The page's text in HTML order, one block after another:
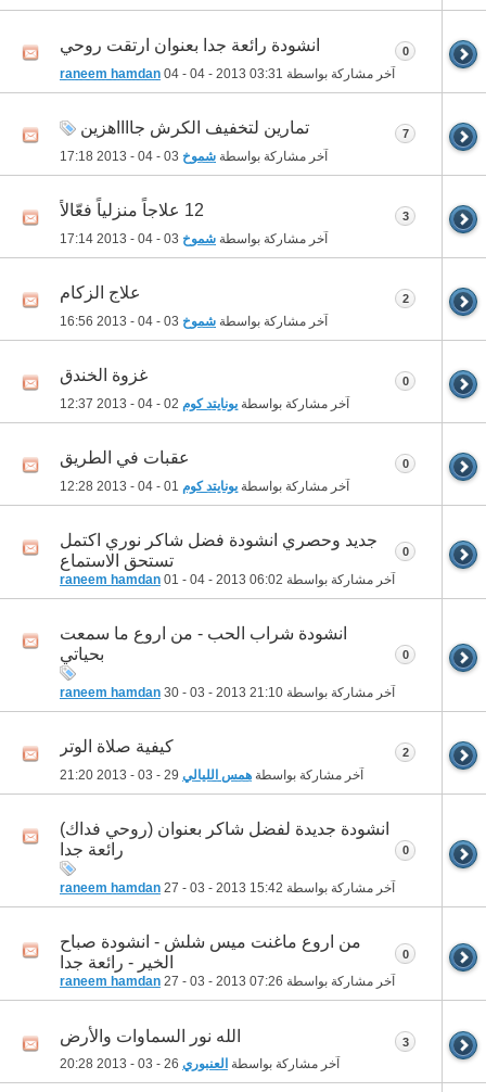
انشودة رائعة جدا بعنوان ارتقت روحي
آخر مشاركة بواسطة raneem hamdan 04 - 04 - 2013 03:31
0
تمارين لتخفيف الكرش جااااهزين
آخر مشاركة بواسطة شموخ 17:18
7
12 علاجاً منزلياً فعّالاً
آخر مشاركة بواسطة شموخ 17:14
3
علاج الزكام
آخر مشاركة بواسطة شموخ 16:56
2
غزوة الخندق
آخر مشاركة بواسطة يونايتد كوم 12:37
0
عقبات في الطريق
آخر مشاركة بواسطة يونايتد كوم 12:28
0
جديد وحصري انشودة فضل شاكر نوري اكتمل
تستحق الاستماع
آخر مشاركة بواسطة raneem hamdan 01 - 04 - 2013 06:02
0
انشودة شراب الحب - من اروع ما سمعت
بحياتي
آخر مشاركة بواسطة raneem hamdan 30 - 03 - 2013 21:10
0
كيفية صلاة الوتر
آخر مشاركة بواسطة همس الليالي 21:20
2
انشودة جديدة لفضل شاكر بعنوان (روحي فداك)
رائعة جدا
آخر مشاركة بواسطة raneem hamdan 27 - 03 - 2013 15:42
0
من اروع ماغنت ميس شلش - انشودة صباح
الخير - رائعة جدا
آخر مشاركة بواسطة raneem hamdan 27 - 03 - 2013 07:26
0
الله نور السماوات والأرض
آخر مشاركة بواسطة العنبوري 20:28
3